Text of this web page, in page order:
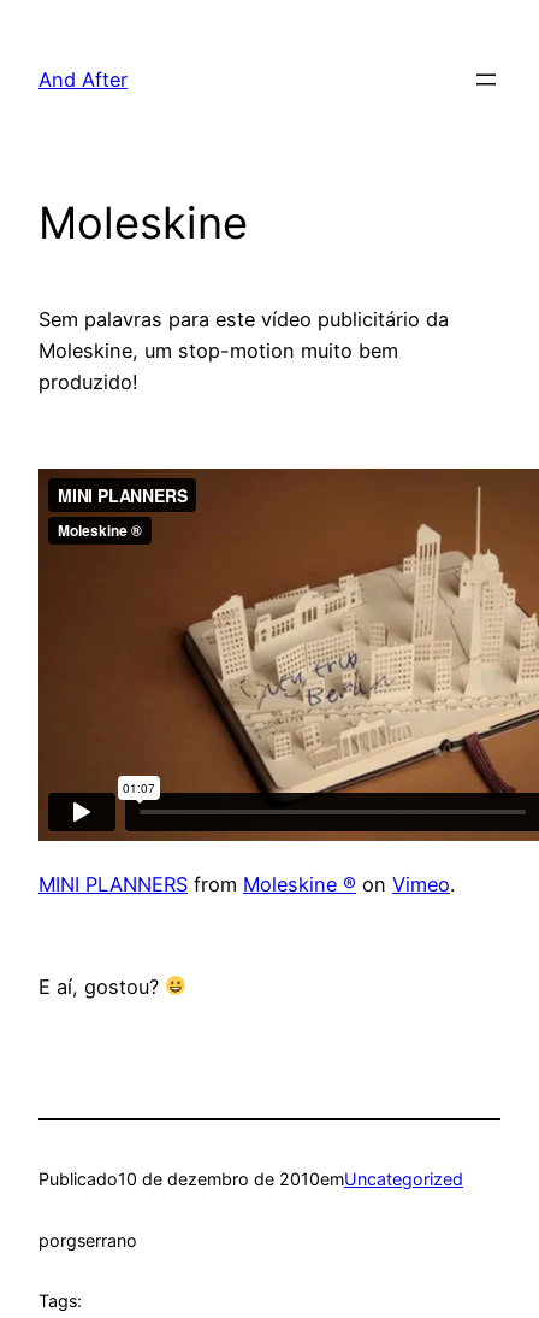
And After
Moleskine
Sem palavras para este vídeo publicitário da
Moleskine, um stop-motion muito bem
produzido!
MINI PLANNERS from Moleskine ® on Vimeo.
E aí, gostou?
Publicado10 de dezembro de 2010emUncategorized
porgserrano
Tags: